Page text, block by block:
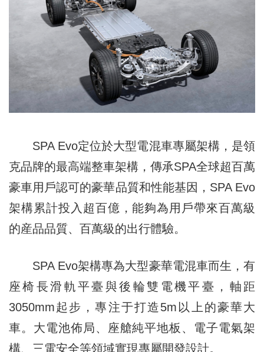
SPA Evo定位於大型電混車專屬架構，是領
克品牌的最高端整車架構，傳承SPA全球超百萬
豪車用戶認可的豪華品質和性能基因，SPA Evo
架構累計投入超百億，能夠為用戶帶來百萬級
的産品品質、百萬級的出行體驗。
SPA Evo架構專為大型豪華電混車而生，有
座椅長滑軌平臺與後輪雙電機平臺，軸距
3050mm起步，專注于打造5m以上的豪華大
車。大電池佈局、座艙純平地板、電子電氣架
構、三電安全等領域實現專屬開發設計。